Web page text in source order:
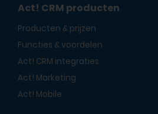
Act! CRM producten
Producten & prijzen
Functies & voordelen
Act! CRM integraties
Act! Marketing
Act! Mobile